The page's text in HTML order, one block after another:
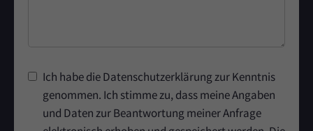
Ich habe die Datenschutzerklärung zur Kenntnis
genommen. Ich stimme zu, dass meine Angaben
und Daten zur Beantwortung meiner Anfrage